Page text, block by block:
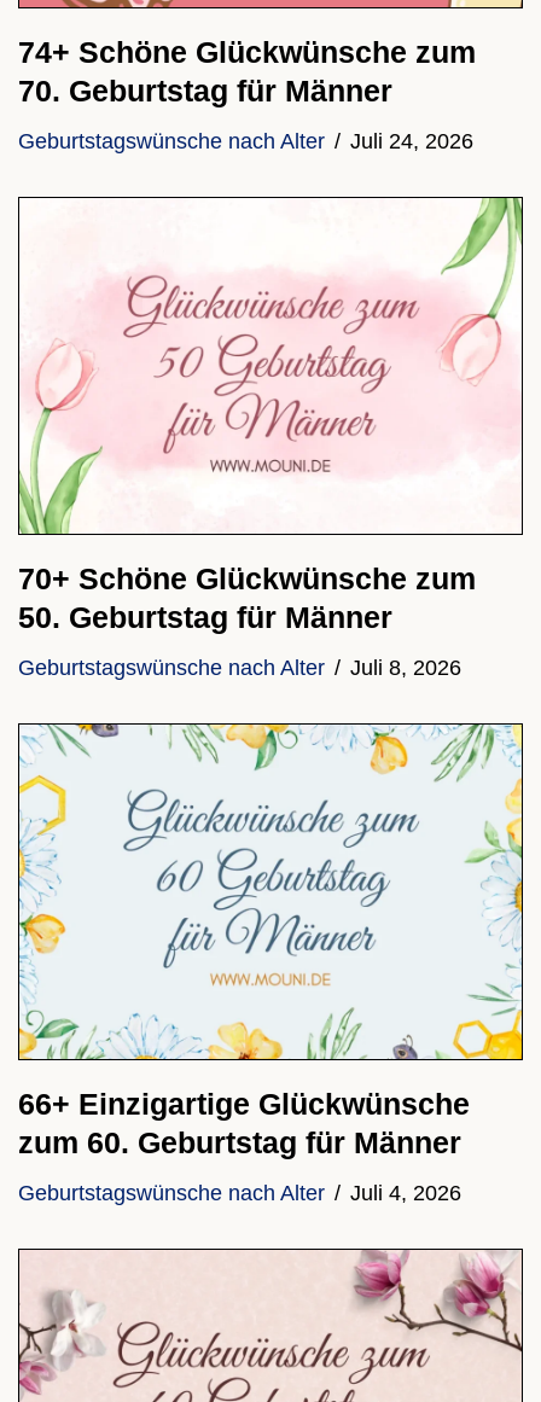
74+ Schöne Glückwünsche zum
70. Geburtstag für Männer
Geburtstagswünsche nach Alter Juli 24, 2026
70+ Schöne Glückwünsche zum
50. Geburtstag für Männer
Geburtstagswünsche nach Alter Juli 8, 2026
66+ Einzigartige Glückwünsche
zum 60. Geburtstag für Männer
Geburtstagswünsche nach Alter Juli 4, 2026